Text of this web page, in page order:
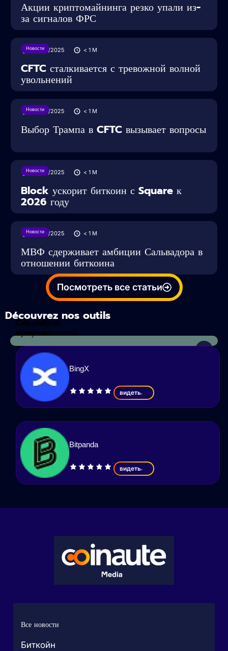
Акции криптомайнинга резко упали из-
за сигналов ФРС
Новости
28/05/2025 < 1 M
CFTC сталкивается с тревожной волной
увольнений
Новости
28/05/2025 < 1 M
Выбор Трампа в CFTC вызывает вопросы
Новости
28/05/2025 < 1 M
Block ускорит биткоин с Square к
2026 году
Новости
28/05/2025 < 1 M
МВФ сдерживает амбиции Сальвадора в
отношении биткоина
Посмотреть все статьи
Découvrez nos outils
Calculateur
d'impots
Криптоаналитика
BingX
видеть
Bitpanda
видеть
Все новости
Биткойн